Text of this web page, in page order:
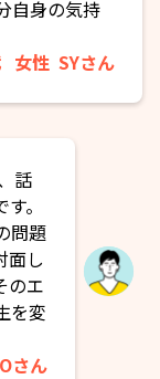
自身の気持
女性 SYさん
話
。
問題
面し
のエ
を変
さん